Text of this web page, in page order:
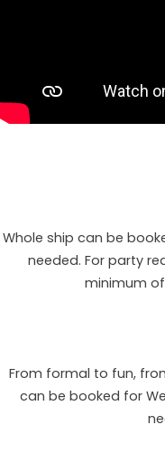
Whole ship can be
needed. For party
minimum of
From formal to fun,
can be booked for